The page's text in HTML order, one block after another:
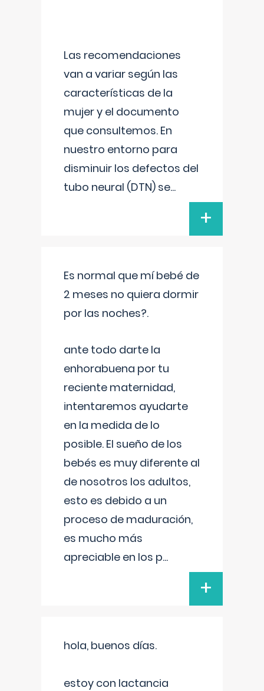
Las recomendaciones
van a variar según las
características de la
mujer y el documento
que consultemos. En
nuestro entorno para
disminuir los defectos del
tubo neural (DTN) se...
+
Es normal que mí bebé de
2 meses no quiera dormir
por las noches?.
ante todo darte la
enhorabuena por tu
reciente maternidad,
intentaremos ayudarte
en la medida de lo
posible. El sueño de los
bebés es muy diferente al
de nosotros los adultos,
esto es debido a un
proceso de maduración,
es mucho más
apreciable en los p...
+
hola, buenos días.
estoy con lactancia